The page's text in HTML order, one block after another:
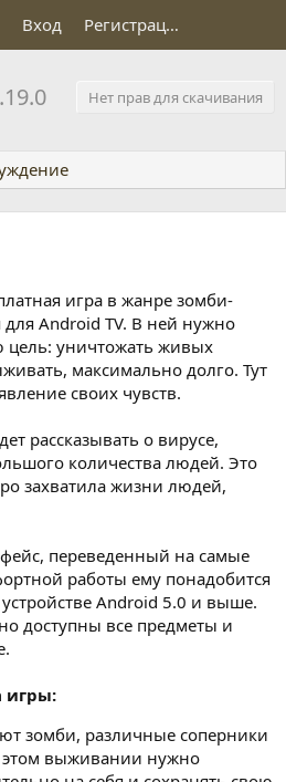
Вход Регистрация
Нет прав для скачивания
игра в жанре зомби-
Android TV. В ней нужно
цель: уничтожать живых
максимально долго. Тут
своих чувств.
рассказывать о вирусе,
количества людей. Это
захватила жизни людей,
переведенный на самые
работы ему понадобится
Android 5.0 и выше.
доступны все предметы и
игры:
зомби, различные соперники
этом выживании нужно